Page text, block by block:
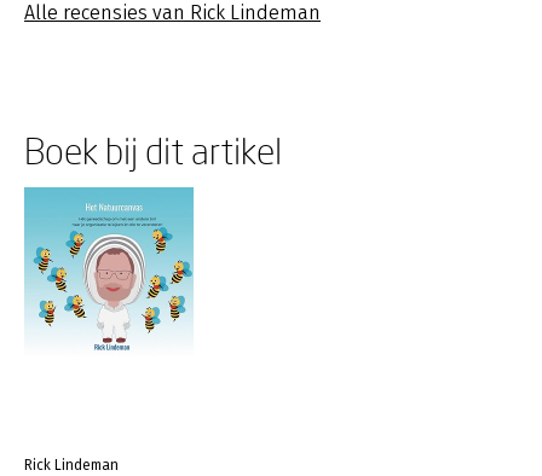
Alle recensies van Rick Lindeman
Boek bij dit artikel
Rick Lindeman